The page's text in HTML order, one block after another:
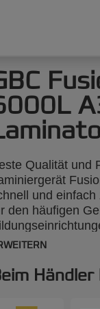
Qualität und
und einfach
den häufigen